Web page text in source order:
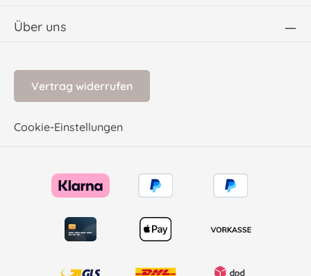
Über uns
Vertrag widerrufen
Cookie-Einstellungen